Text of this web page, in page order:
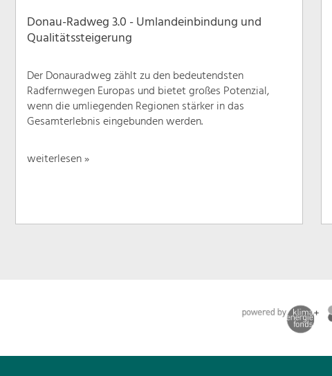
Donau-Radweg 3.0 - Umlandeinbindung und
Qualitätssteigerung
Der Donauradweg zählt zu den bedeutendsten
Radfernwegen Europas und bietet großes Potenzial,
wenn die umliegenden Regionen stärker in das
Gesamterlebnis eingebunden werden.
weiterlesen »